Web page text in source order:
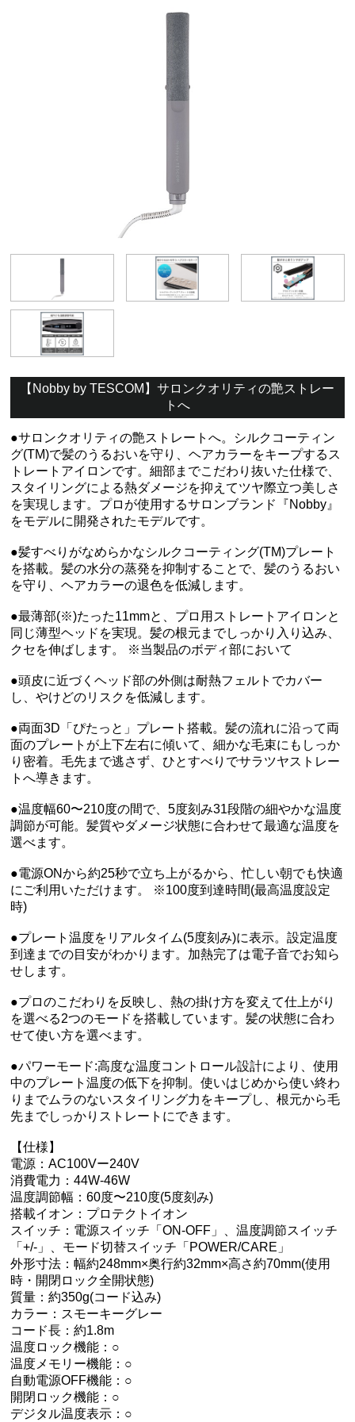
【Nobby by TESCOM】サロンクオリティの艶ストレー
トへ
●サロンクオリティの艶ストレートへ。シルクコーティン
グ(TM)で髪のうるおいを守り、ヘアカラーをキープするス
トレートアイロンです。細部までこだわり抜いた仕様で、
スタイリングによる熱ダメージを抑えてツヤ際立つ美しさ
を実現します。プロが使用するサロンブランド『Nobby』
をモデルに開発されたモデルです。
●髪すべりがなめらかなシルクコーティング(TM)プレート
を搭載。髪の水分の蒸発を抑制することで、髪のうるおい
を守り、ヘアカラーの退色を低減します。
●最薄部(※)たった11mmと、プロ用ストレートアイロンと
同じ薄型ヘッドを実現。髪の根元までしっかり入り込み、
クセを伸ばします。 ※当製品のボディ部において
●頭皮に近づくヘッド部の外側は耐熱フェルトでカバー
し、やけどのリスクを低減します。
●両面3D「ぴたっと」プレート搭載。髪の流れに沿って両
面のプレートが上下左右に傾いて、細かな毛束にもしっか
り密着。毛先まで逃さず、ひとすべりでサラツヤストレー
トへ導きます。
●温度幅60〜210度の間で、5度刻み31段階の細やかな温度
調節が可能。髪質やダメージ状態に合わせて最適な温度を
選べます。
●電源ONから約25秒で立ち上がるから、忙しい朝でも快適
にご利用いただけます。 ※100度到達時間(最高温度設定
時)
●プレート温度をリアルタイム(5度刻み)に表示。設定温度
到達までの目安がわかります。加熱完了は電子音でお知ら
せします。
●プロのこだわりを反映し、熱の掛け方を変えて仕上がり
を選べる2つのモードを搭載しています。髪の状態に合わ
せて使い方を選べます。
●パワーモード:高度な温度コントロール設計により、使用
中のプレート温度の低下を抑制。使いはじめから使い終わ
りまでムラのないスタイリング力をキープし、根元から毛
先までしっかりストレートにできます。
【仕様】
電源：AC100Vー240V
消費電力：44W-46W
温度調節幅：60度〜210度(5度刻み)
搭載イオン：プロテクトイオン
スイッチ：電源スイッチ「ON-OFF」、温度調節スイッチ
「+/-」、モード切替スイッチ「POWER/CARE」
外形寸法：幅約248mm×奥行約32mm×高さ約70mm(使用
時・開閉ロック全開状態)
質量：約350g(コード込み)
カラー：スモーキーグレー
コード長：約1.8m
温度ロック機能：○
温度メモリー機能：○
自動電源OFF機能：○
開閉ロック機能：○
デジタル温度表示：○